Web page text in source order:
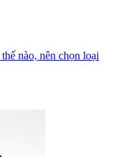
nào, nên chọn loại